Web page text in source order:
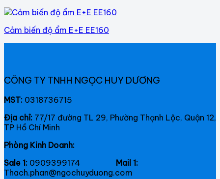
Cảm biến độ ẩm E+E EE160
CÔNG TY TNHH NGỌC HUY DƯƠNG
MST: 0318736715
Địa chỉ: 77/17 đường TL 29, Phường Thạnh Lộc, Quận 12,
TP Hồ Chí Minh
Phòng Kinh Doanh:
Sale 1: 0909399174 Mail 1:
Thach.phan@ngochuyduong.com